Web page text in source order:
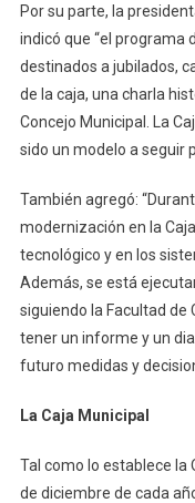
Por su parte, la
indicó que “el programa
destinados a jubilados,
de la caja, una charla
Concejo Municipal. La
sido un modelo a seguir
También agregó:
modernización en la
tecnológico y en los
Además, se está
siguiendo la Facultad de
tener un informe y un
futuro medidas y
La Caja Municipal
Tal como lo establece la
de diciembre de cada